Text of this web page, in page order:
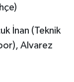
İnan (Teknik
Alvarez